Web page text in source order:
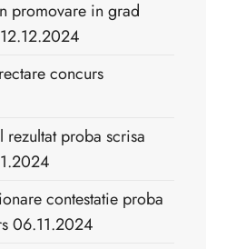
promovare in grad
concurs
rezultat proba scrisa
contestatie proba
06.11.2024